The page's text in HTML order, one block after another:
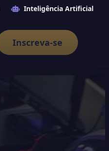
Inteligência Artificial
Inscreva-se